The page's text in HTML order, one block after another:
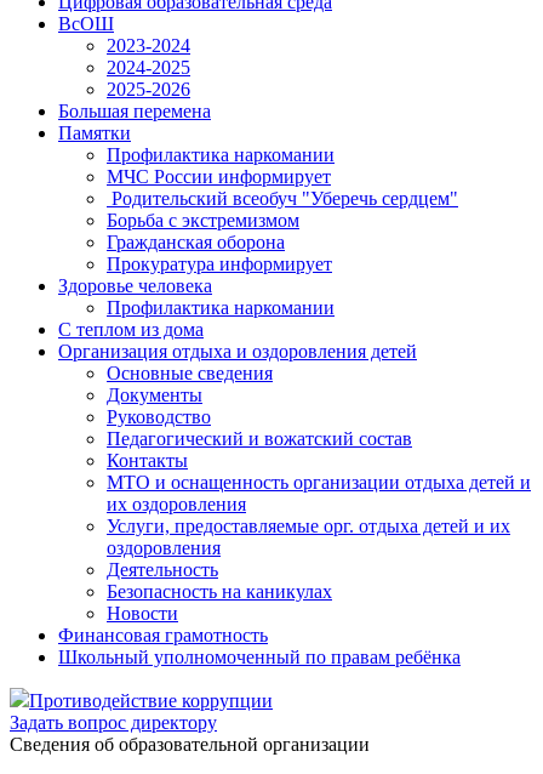
ВсОШ
2023-2024
2024-2025
2025-2026
Большая перемена
Памятки
Профилактика наркомании
МЧС России информирует
Родительский всеобуч "Уберечь сердцем"
Борьба с экстремизмом
Гражданская оборона
Прокуратура информирует
Здоровье человека
Профилактика наркомании
С теплом из дома
Организация отдыха и оздоровления детей
Основные сведения
Документы
Руководство
Педагогический и вожатский состав
Контакты
МТО и оснащенность организации отдыха детей и
их оздоровления
Услуги, предоставляемые орг. отдыха детей и их
оздоровления
Деятельность
Безопасность на каникулах
Новости
Финансовая грамотность
Школьный уполномоченный по правам ребёнка
Противодействие коррупции
Задать вопрос директору
Cведения об образовательной организации